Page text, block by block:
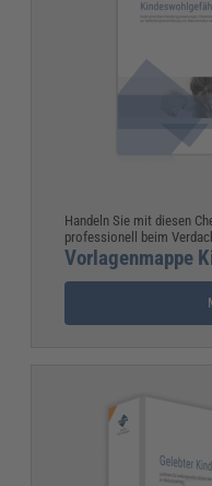
Handeln Sie mit diesen
professionell beim
Vorlagenmappe